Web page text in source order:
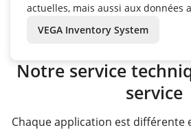
actuelles, mais aussi aux données
VEGA Inventory System
Notre service
service
Chaque application est différente